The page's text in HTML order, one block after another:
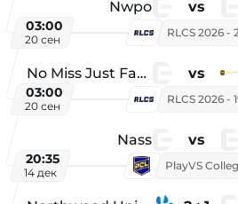
Nwpo vs
03:00
20 сен
No Miss Just Fake vs
03:00
20 сен
Nass vs
20:35
14 дек